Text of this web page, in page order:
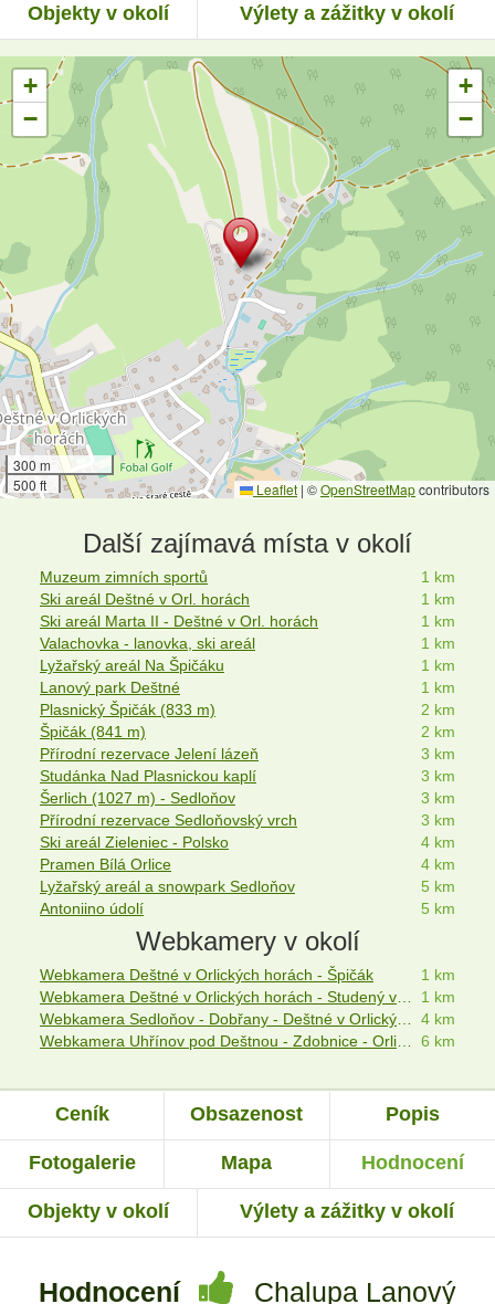
Objekty v okolí Výlety a zážitky v okolí
+
−
+
−
300 m
500 ft
Leaflet | ©OpenStreetMapcontributors
Další zajímavá místa v okolí
Muzeum zimních sportů
1 km
Ski areál Deštné v Orl. horách
1 km
Ski areál Marta II - Deštné v Orl. horách
1 km
Valachovka - lanovka, ski areál
1 km
Lyžařský areál Na Špičáku
1 km
Lanový park Deštné
1 km
Plasnický Špičák (833 m)
2 km
Špičák (841 m)
2 km
Přírodní rezervace Jelení lázeň
3 km
Studánka Nad Plasnickou kaplí
3 km
Šerlich (1027 m) - Sedloňov
3 km
Přírodní rezervace Sedloňovský vrch
3 km
Ski areál Zieleniec - Polsko
4 km
Pramen Bílá Orlice
4 km
Lyžařský areál a snowpark Sedloňov
5 km
Antoniino údolí
5 km
Webkamery v okolí
Webkamera Deštné v Orlických horách - Špičák
1 km
Webkamera Deštné v Orlických horách - Studený vrch
1 km
Webkamera Sedloňov - Dobřany - Deštné v Orlických horách
4 km
Webkamera Uhřínov pod Deštnou - Zdobnice - Orlické hory
6 km
Ceník Obsazenost Popis
Fotogalerie Mapa Hodnocení
Objekty v okolí Výlety a zážitky v okolí
Hodnocení Chalupa Lanový